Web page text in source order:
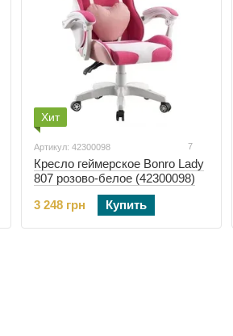
Хит
Артикул: 42300098 7
Кресло геймерское Bonro Lady
807 розово-белое (42300098)
3 248 грн
Купить